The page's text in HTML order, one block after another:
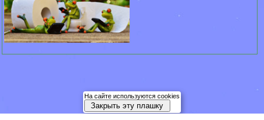
На сайте используются cookies
Закрыть эту плашку